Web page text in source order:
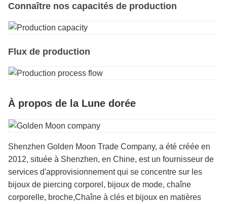
Connaître nos capacités de production
Flux de production
À propos de la Lune dorée
Shenzhen Golden Moon Trade Company, a été créée en
2012, située à Shenzhen, en Chine, est un fournisseur de
services d'approvisionnement qui se concentre sur les
bijoux de piercing corporel, bijoux de mode, chaîne
corporelle, broche,Chaîne à clés et bijoux en matières